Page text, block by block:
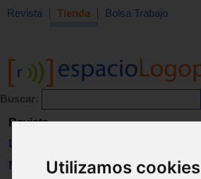
Utilizamos cookies
Revista Tienda Bolsa Trabajo
Buscar:
Revista
Libros
Material